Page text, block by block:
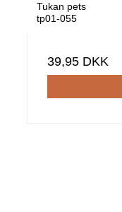
Tukan pets
tp01-055
39,95 DKK